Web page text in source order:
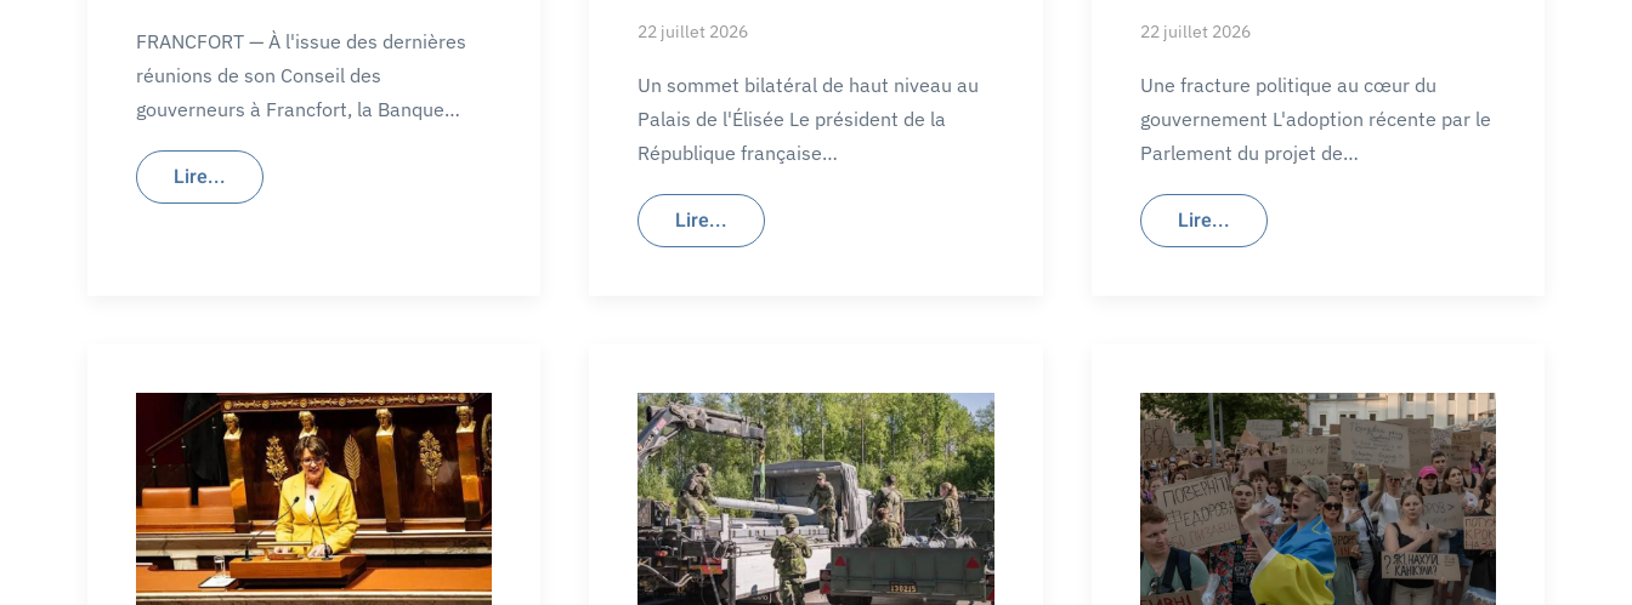
FRANCFORT — À l'issue des dernières
réunions de son Conseil des
gouverneurs à Francfort, la Banque…
Lire...
22 juillet 2026
Un sommet bilatéral de haut niveau au
Palais de l'Élisée Le président de la
République française…
Lire...
22 juillet 2026
Une fracture politique au cœur du
gouvernement L'adoption récente par le
Parlement du projet de…
Lire...